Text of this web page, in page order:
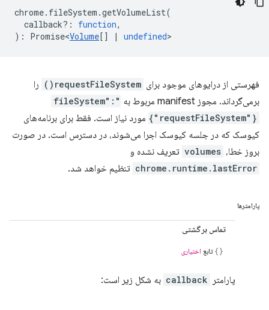
chrome. fileSystem .getVolumeList(
callback? : function,
) : Promise<Volume[] | undefined>
فهرستی از درایوهای موجود برای requestFileSystem()
را
برمی‌گرداند. مجوز manifest مربوط به
"fileSystem":
{"requestFileSystem"} مورد نیاز است. فقط برای برنامه‌های
کیوسک که در جلسه کیوسک اجرا می‌شوند، در دسترس است. در صورت
بروز خطا، volumes تعریف نشده و
chrome.runtime.lastError تنظیم خواهد شد.
پارامترها
تماس برگشتی
تابع اختیاری
پارامتر callback به شکل زیر است: